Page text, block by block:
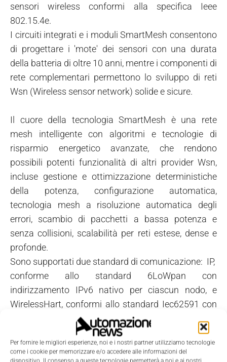
Per fornire le migliori esperienze, noi e i nostri partner utilizziamo tecnologie
come i cookie per memorizzare e/o accedere alle informazioni del
sensori wireless conformi alla specifica Ieee
802.15.4e.
I circuiti integrati e i moduli SmartMesh consentono
di progettare i 'mote' dei sensori con una durata
della batteria di oltre 10 anni, mentre i componenti di
rete complementari permettono lo sviluppo di reti
Wsn (Wireless sensor network) solide e sicure.
Il cuore della tecnologia SmartMesh è una rete
mesh intelligente con algoritmi e tecnologie di
risparmio energetico avanzate, che rendono
possibili potenti funzionalità di altri provider Wsn,
incluse gestione e ottimizzazione deterministiche
della potenza, configurazione automatica,
tecnologia mesh a risoluzione automatica degli
errori, scambio di pacchetti a bassa potenza e
senza collisioni, scalabilità per reti estese, dense e
profonde.
Sono supportati due standard di comunicazione: IP,
conforme allo standard 6LoWpan con
indirizzamento IPv6 nativo per ciascun nodo, e
WirelessHart, conformi allo standard Iec62591 con
durata della batteria raddoppiata rispetto alla
versione precedente.
SmartMesh WirelessHart, in particolare, è stato